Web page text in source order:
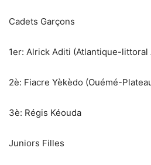
Cadets Garçons
‎1er: Alrick Aditi (Atlantique-littoral
‎2è: Fiacre Yèkèdo (Ouémé-
‎3è: Régis Kéouda
Juniors Filles